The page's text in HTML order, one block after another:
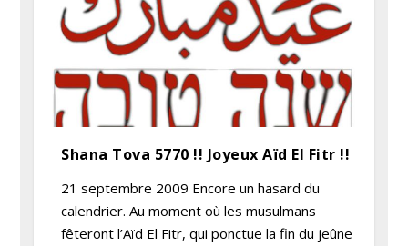
Shana Tova 5770 !! Joyeux Aïd El Fitr !!
21 septembre 2009 Encore un hasard du
calendrier. Au moment où les musulmans
fêteront l’Aïd El Fitr, qui ponctue la fin du jeûne